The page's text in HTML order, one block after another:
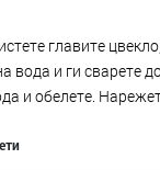
главите
вода и ги сварете
и обелете.